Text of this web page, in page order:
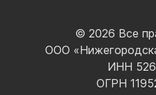
© 2026 Все
ООО
ИНН
ОГРН